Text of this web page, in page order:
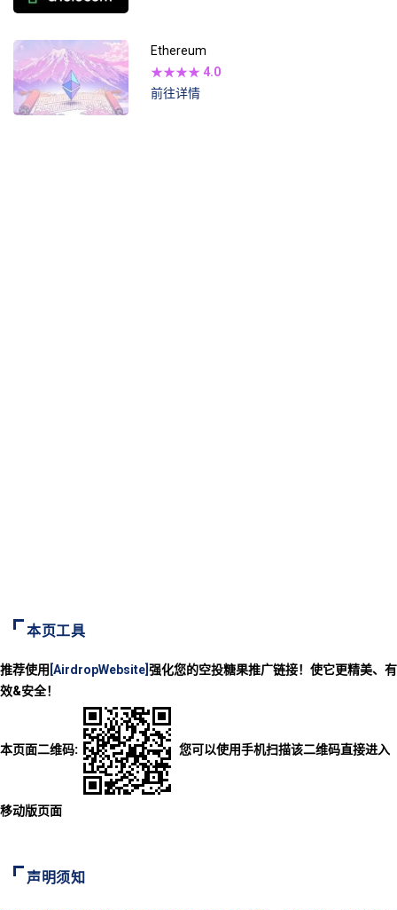
Ethereum
★★★★ 4.0
前往详情
本页工具
推荐使用 [AirdropWebsite] 强化您的空投糖果推广链接！使它更精美、有
效&安全！
本页面二维码: 您可以使用手机扫描该二维码直接进入
移动版页面
声明须知